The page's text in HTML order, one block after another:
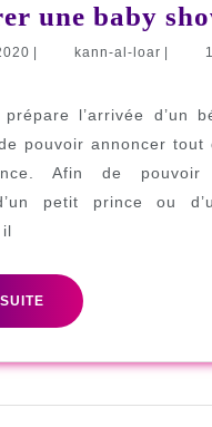
une baby
7
kann-al-loarkann-
l’arrivée d’un
pouvoir annoncer tout
Afin de pouvoir
petit prince ou
il
LIRE
LA